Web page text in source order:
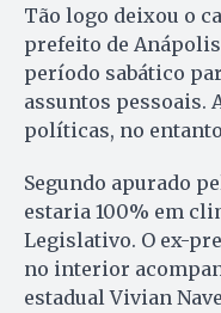
Tão logo deixou o
prefeito de
período sabático
assuntos pessoais.
políticas, no
Segundo apurado
estaria 100% em
Legislativo. O ex-
no interior
estadual Vivian